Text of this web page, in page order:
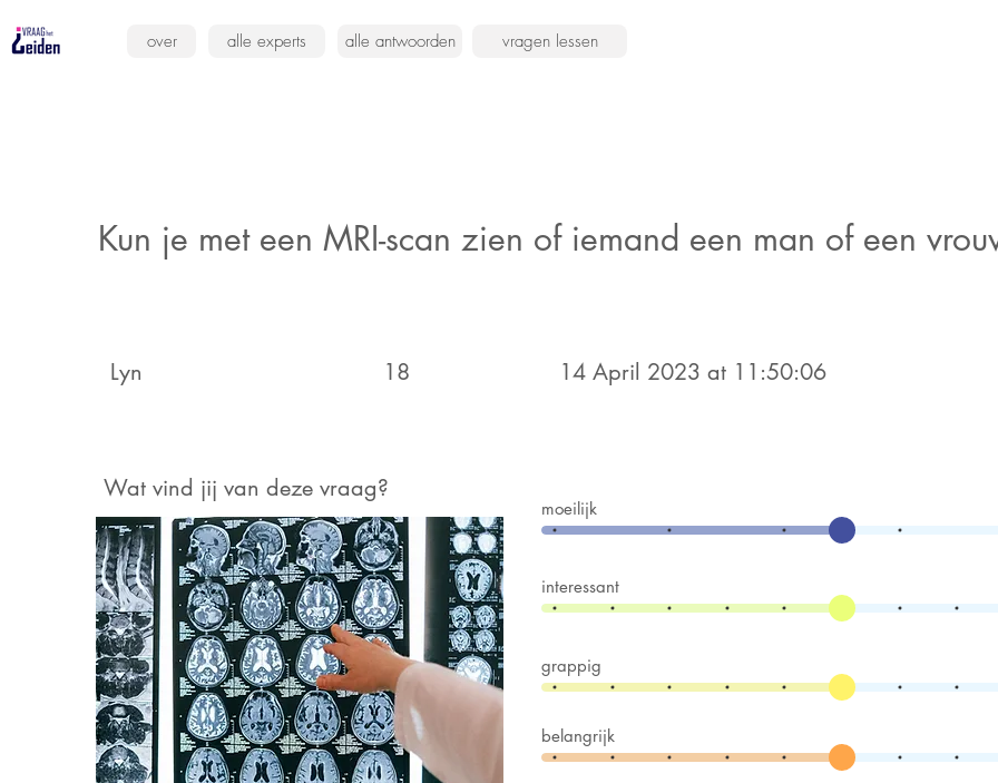
over alle experts alle antwoorden vragen lessen
Kun je met een MRI-scan zien of iemand een man of een
Lyn 18 14 April 2023 at 11:50:06
Wat vind jij van deze vraag?
moeilijk
interessant
grappig
belangrijk